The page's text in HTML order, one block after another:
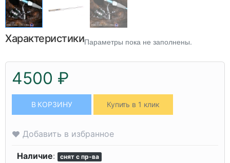
ХарактеристикиПараметры пока не заполнены.
4500 ₽
В КОРЗИНУ Купить в 1 клик
Добавить в избранное
Наличие: снят с пр-ва